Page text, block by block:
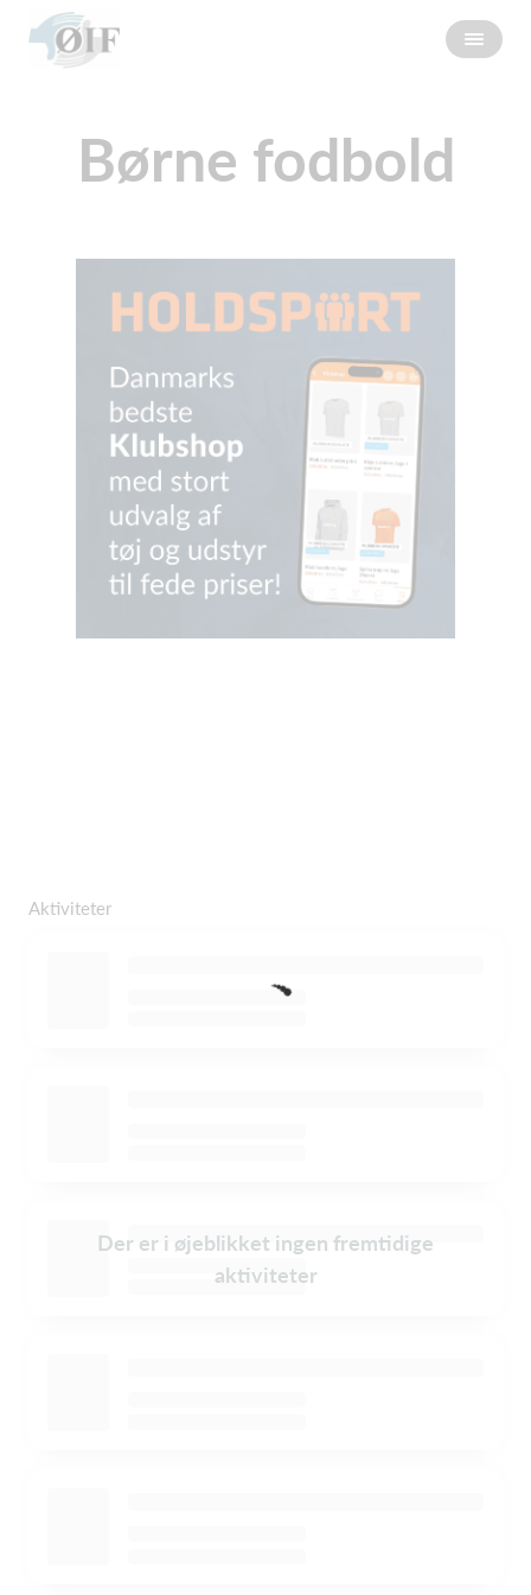
Børne fodbold
Aktiviteter
Der er i øjeblikket ingen fremtidige
aktiviteter